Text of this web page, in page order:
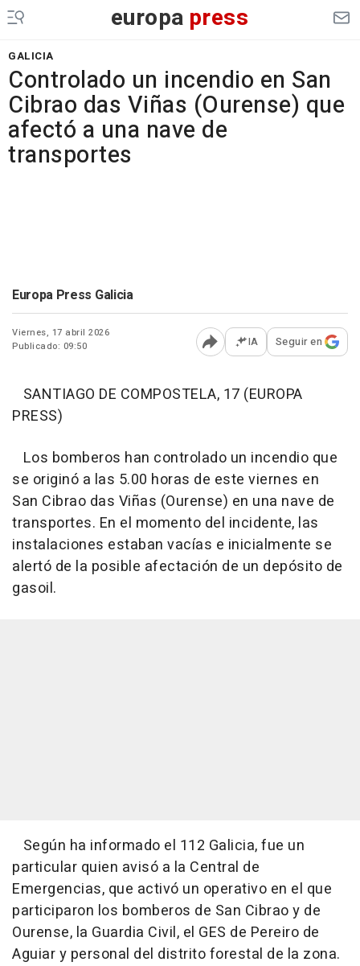
europa press
GALICIA
Controlado un incendio en San
Cibrao das Viñas (Ourense) que
afectó a una nave de
transportes
Europa Press Galicia
Viernes, 17 abril 2026
Publicado: 09:50
Abrir opciones para
IA Seguir en
SANTIAGO DE COMPOSTELA, 17 (EUROPA
PRESS)
Los bomberos han controlado un incendio que
se originó a las 5.00 horas de este viernes en
San Cibrao das Viñas (Ourense) en una nave de
transportes. En el momento del incidente, las
instalaciones estaban vacías e inicialmente se
alertó de la posible afectación de un depósito de
gasoil.
Según ha informado el 112 Galicia, fue un
particular quien avisó a la Central de
Emergencias, que activó un operativo en el que
participaron los bomberos de San Cibrao y de
Ourense, la Guardia Civil, el GES de Pereiro de
Aguiar y personal del distrito forestal de la zona.